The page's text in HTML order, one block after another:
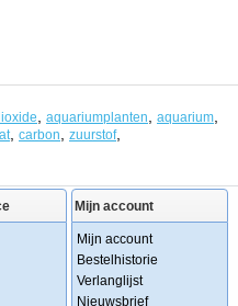
aquariumplanten aquarium
carbon zuurstof,
Mijn account
Mijn account
Bestelhistorie
Verlanglijst
Nieuwsbrief